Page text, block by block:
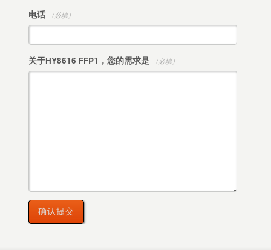
电话 （必填）
关于HY8616 FFP1，您的需求是 （必填）